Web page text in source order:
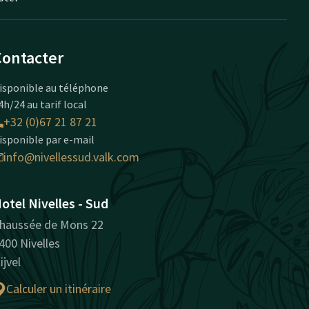
au téléphone
24 au tarif local
+32 (0)67 21 87 21
par e-mail
info@nivellessud.valk.com
Nivelles - Sud
de Mons 22
Nivelles
Calculer un itinéraire